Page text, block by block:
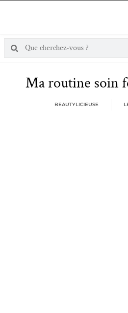
Ma routine soin
BEAUTYLICIEUSE